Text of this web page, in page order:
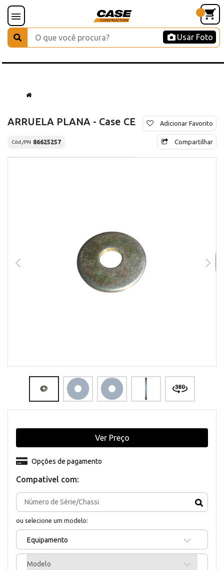
Usar Foto
ARRUELA PLANA - Case CE
Cód./PN 86625257
Adicionar Favorito
Compartilhar
Compativel com:
ou selecione um modelo:
Equipamento
Modelo
Opções de pagamento
Ver Preço